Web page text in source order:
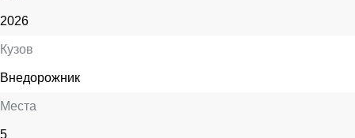
2026
Кузов
Внедорожник
Места
5